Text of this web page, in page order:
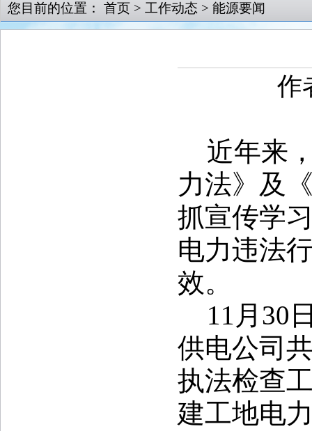
您目前的位置： 首页 > 工作动态 > 能源要闻
作
近年来
力法》及
抓宣传学
电力违法
效。
11 月 30
供电公司
执法检查
建工地电